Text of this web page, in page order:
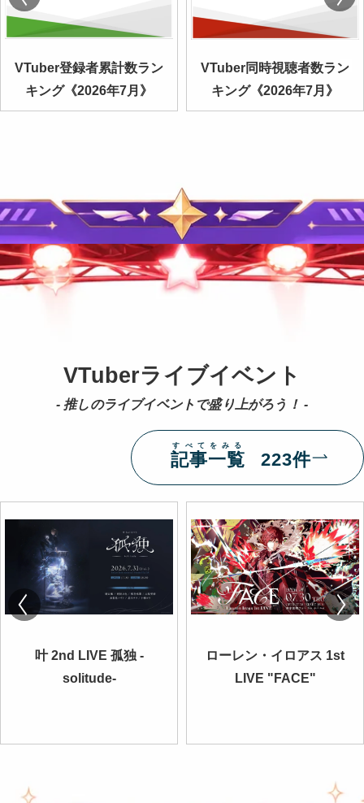
VTuber登録者累計数ラン
キング《2026年7月》
VTuber同時視聴者数ラン
キング《2026年7月》
VTuberライブイベント
- 推しのライブイベントで盛り上がろう！ -
記事一覧
すべてをみる
223件
叶 2nd LIVE 孤独 -
solitude-
ローレン・イロアス 1st
LIVE "FACE"